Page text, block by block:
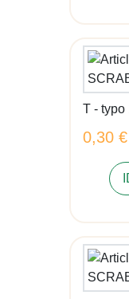
T - typo
0,30 €